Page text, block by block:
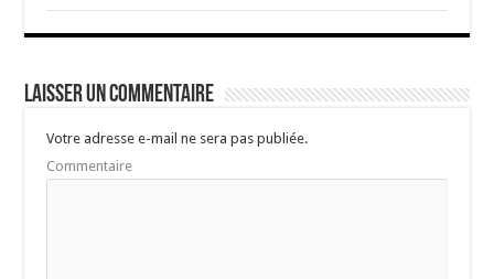
Laisser un commentaire
Votre adresse e-mail ne sera pas publiée.
Commentaire